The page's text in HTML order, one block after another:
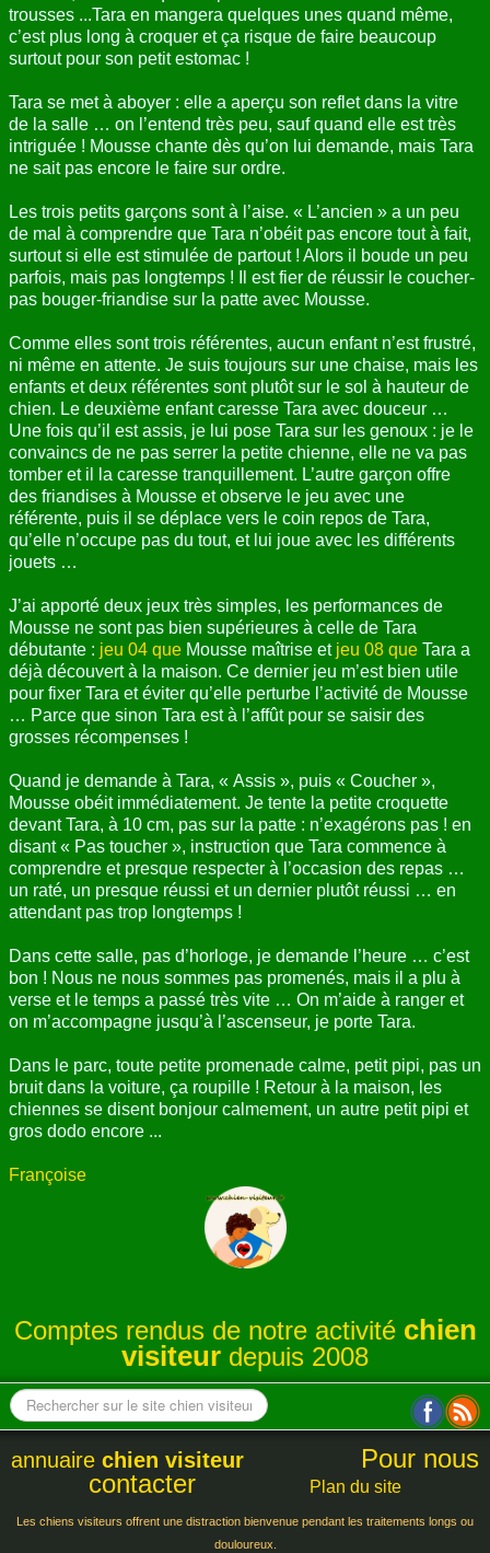
trousses ...Tara en mangera quelques unes quand même,
c’est plus long à croquer et ça risque de faire beaucoup
surtout pour son petit estomac !
Tara se met à aboyer : elle a aperçu son reflet dans la vitre
de la salle … on l’entend très peu, sauf quand elle est très
intriguée ! Mousse chante dès qu’on lui demande, mais Tara
ne sait pas encore le faire sur ordre.
Les trois petits garçons sont à l’aise. « L’ancien » a un peu
de mal à comprendre que Tara n’obéit pas encore tout à fait,
surtout si elle est stimulée de partout ! Alors il boude un peu
parfois, mais pas longtemps ! Il est fier de réussir le coucher-
pas bouger-friandise sur la patte avec Mousse.
Comme elles sont trois référentes, aucun enfant n’est frustré,
ni même en attente. Je suis toujours sur une chaise, mais les
enfants et deux référentes sont plutôt sur le sol à hauteur de
chien. Le deuxième enfant caresse Tara avec douceur …
Une fois qu’il est assis, je lui pose Tara sur les genoux : je le
convaincs de ne pas serrer la petite chienne, elle ne va pas
tomber et il la caresse tranquillement. L’autre garçon offre
des friandises à Mousse et observe le jeu avec une
référente, puis il se déplace vers le coin repos de Tara,
qu’elle n’occupe pas du tout, et lui joue avec les différents
jouets …
J’ai apporté deux jeux très simples, les performances de
Mousse ne sont pas bien supérieures à celle de Tara
débutante : jeu 04 que Mousse maîtrise et jeu 08 que Tara a
déjà découvert à la maison. Ce dernier jeu m’est bien utile
pour fixer Tara et éviter qu’elle perturbe l’activité de Mousse
… Parce que sinon Tara est à l’affût pour se saisir des
grosses récompenses !
Quand je demande à Tara, « Assis », puis « Coucher »,
Mousse obéit immédiatement. Je tente la petite croquette
devant Tara, à 10 cm, pas sur la patte : n’exagérons pas ! en
disant « Pas toucher », instruction que Tara commence à
comprendre et presque respecter à l’occasion des repas …
un raté, un presque réussi et un dernier plutôt réussi … en
attendant pas trop longtemps !
Dans cette salle, pas d’horloge, je demande l’heure … c’est
bon ! Nous ne nous sommes pas promenés, mais il a plu à
verse et le temps a passé très vite … On m’aide à ranger et
on m’accompagne jusqu’à l’ascenseur, je porte Tara.
Dans le parc, toute petite promenade calme, petit pipi, pas un
bruit dans la voiture, ça roupille ! Retour à la maison, les
chiennes se disent bonjour calmement, un autre petit pipi et
gros dodo encore ...
Françoise
Comptes rendus de notre activité chien
visiteur depuis 2008
annuaire chien visiteur
Pour nous
contacter
Plan du site
Les chiens visiteurs offrent une distraction bienvenue pendant les traitements longs ou
douloureux.